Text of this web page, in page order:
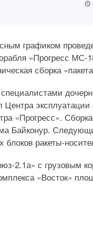
графиком
«Прогресс
сборка
эксплуатации
«Прогресс».
Байконур.
ракеты-
2.1а» с грузовым
«Восток»